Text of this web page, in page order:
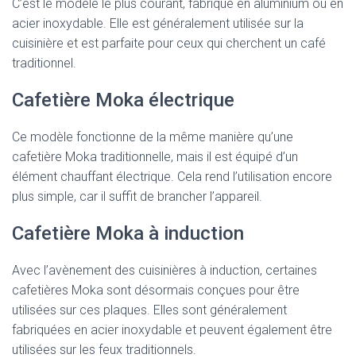
C’est le modèle le plus courant, fabriqué en aluminium ou en
acier inoxydable. Elle est généralement utilisée sur la
cuisinière et est parfaite pour ceux qui cherchent un café
traditionnel.
Cafetière Moka électrique
Ce modèle fonctionne de la même manière qu’une
cafetière Moka traditionnelle, mais il est équipé d’un
élément chauffant électrique. Cela rend l’utilisation encore
plus simple, car il suffit de brancher l’appareil.
Cafetière Moka à induction
Avec l’avènement des cuisinières à induction, certaines
cafetières Moka sont désormais conçues pour être
utilisées sur ces plaques. Elles sont généralement
fabriquées en acier inoxydable et peuvent également être
utilisées sur les feux traditionnels.